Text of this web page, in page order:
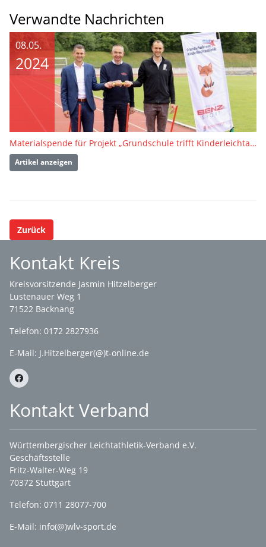
Verwandte Nachrichten
08.05.
2024
Materialspende für Projekt „Grundschule trifft Kinderleichtathletik“ übergeben
Artikel anzeigen
Zurück
Kontakt Kreis
Kreisvorsitzende Jasmin Hitzelberger
Lustenauer Weg 1
71522 Backnang
Telefon: 0172 2827936
E-Mail: J.Hitzelberger(@)t-online.de
Kontakt Verband
Württembergischer Leichtathletik-Verband e.V.
Geschäftsstelle
Fritz-Walter-Weg 19
70372 Stuttgart
Telefon: 0711 28077-700
E-Mail: info(@)wlv-sport.de